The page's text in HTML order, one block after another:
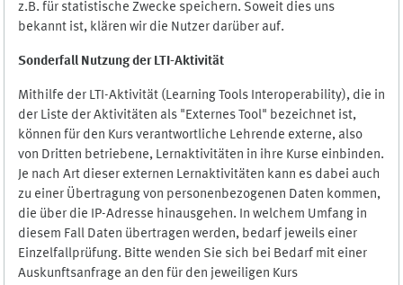
z.B. für statistische Zwecke speichern. Soweit dies uns
bekannt ist, klären wir die Nutzer darüber auf.
Sonderfall Nutzung der LTI-Aktivität
Mithilfe der LTI-Aktivität (Learning Tools Interoperability), die in
der Liste der Aktivitäten als "Externes Tool" bezeichnet ist,
können für den Kurs verantwortliche Lehrende externe, also
von Dritten betriebene, Lernaktivitäten in ihre Kurse einbinden.
Je nach Art dieser externen Lernaktivitäten kann es dabei auch
zu einer Übertragung von personenbezogenen Daten kommen,
die über die IP-Adresse hinausgehen. In welchem Umfang in
diesem Fall Daten übertragen werden, bedarf jeweils einer
Einzelfallprüfung. Bitte wenden Sie sich bei Bedarf mit einer
Auskunftsanfrage an den für den jeweiligen Kurs